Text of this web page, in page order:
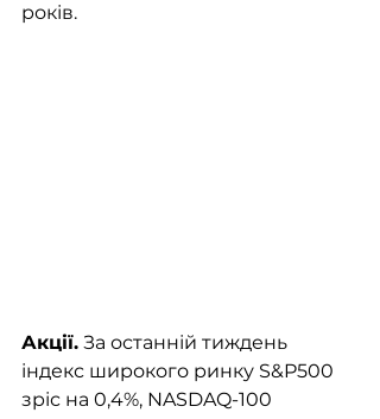
років.
Акції. За останній тиждень
індекс широкого ринку S&P500
зріс на 0,4%, NASDAQ-100